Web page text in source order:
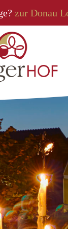
zur Donau